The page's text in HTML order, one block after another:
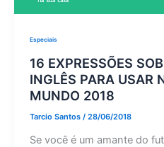
Especiais
16 EXPRESSÕES
INGLÊS PARA USAR
MUNDO 2018
Tarcio Santos / 28/06/2018
Se você é um amante do